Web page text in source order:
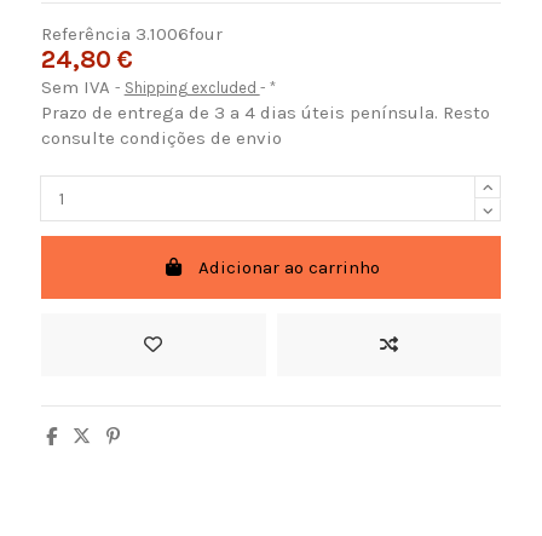
Referência 3.1006four
24,80 €
Sem IVA Shipping excluded *
Prazo de entrega de 3 a 4 dias úteis península. Resto
consulte condições de envio
Adicionar ao carrinho